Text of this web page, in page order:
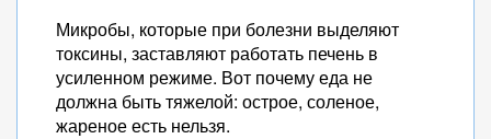
Микробы, которые при болезни выделяют
токсины, заставляют работать печень в
усиленном режиме. Вот почему еда не
должна быть тяжелой: острое, соленое,
жареное есть нельзя.